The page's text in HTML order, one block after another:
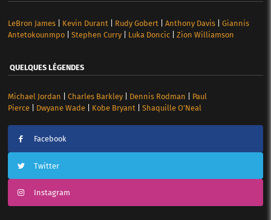
LeBron James| Kevin Durant Rudy Gobert Anthony Davis| Giannis
Antetokounmpo| Stephen Curry| Luka Doncic| Zion Williamson
QUELQUES LÉGENDES
Michael Jordan Charles Barkley| Dennis Rodman
Paul
Pierce| Dwyane Wade| Kobe Bryant| Shaquille O’Neal
Facebook
Twitter
Instagram